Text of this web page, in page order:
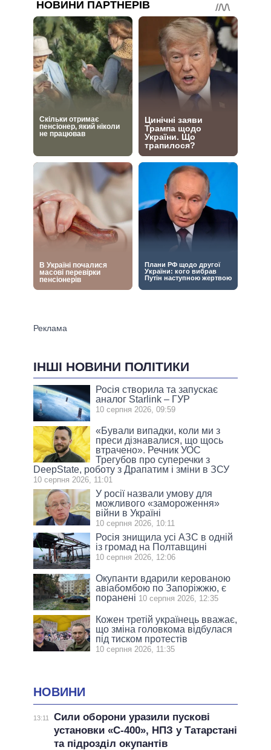
ІНШІ НОВИНИ ПОЛІТИКИ
Росія створила та запускає
аналог Starlink – ГУР
10 серпня 2026, 09:59
«Бували випадки, коли ми з
преси дізнавалися, що щось
втрачено». Речник УОС
Трегубов про cуперечки з
DeepState, роботу з Драпатим і зміни в ЗСУ
10 серпня 2026, 11:01
У росії назвали умову для
можливого «замороження»
війни в Україні
10 серпня 2026, 10:11
Росія знищила усі АЗС в одній
із громад на Полтавщині
10 серпня 2026, 12:06
Окупанти вдарили керованою
авіабомбою по Запоріжжю, є
поранені 10 серпня 2026, 12:35
Кожен третій українець вважає,
що зміна головкома відбулася
під тиском протестів
10 серпня 2026, 11:35
НОВИНИ
13:11
Сили оборони уразили пускові
установки «С-400», НПЗ у Татарстані
та підрозділ окупантів